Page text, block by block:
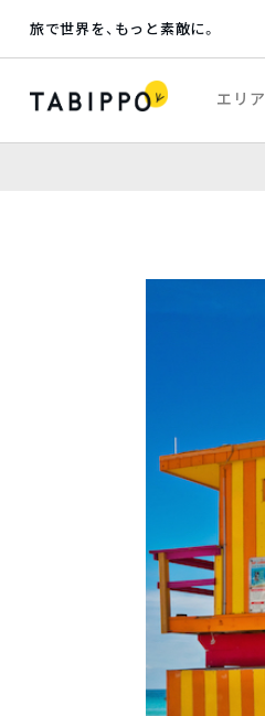
旅で世界を、もっと素敵に。
エリア